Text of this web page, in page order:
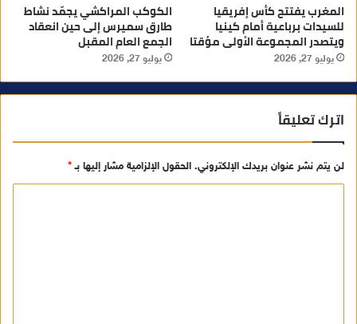
المغرب يفتتح كأس إفريقيا
للسيدات برباعية أمام كينيا
ويتصدر المجموعة الأولى مؤقتا
يوليو 27, 2026
الكوكب المراكشي يجمّد نشاط
طارق سميرس إلى حين انعقاد
الجمع العام المقبل
يوليو 27, 2026
اترك تعليقاً
لن يتم نشر عنوان بريدك الإلكتروني. الحقول الإلزامية مشار إليها بـ*